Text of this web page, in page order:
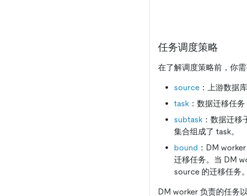
任务调度策略
在了解调度策略前，你需
source ：上游数据
task ：数据迁移任
subtask ：数据迁
集合组成了 task。
bound ：DM
迁移任务。当 DM
source 的迁移任务。
DM worker 负责的任务